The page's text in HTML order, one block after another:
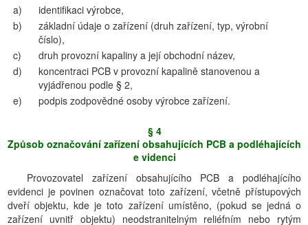
a)
identifikaci výrobce,
b)
základní údaje o zařízení (druh zařízení, typ, výrobní
číslo),
c)
druh provozní kapaliny a její obchodní název,
d)
koncentraci PCB v provozní kapalině stanovenou a
vyjádřenou podle § 2,
e)
podpis zodpovědné osoby výrobce zařízení.
§ 4
Způsob označování zařízení obsahujících PCB a podléhajících
e videnci
Provozovatel zařízení obsahujícího PCB a podléhajícího
evidenci je povinen označovat toto zařízení, včetně přístupových
dveří objektu, kde je toto zařízení umístěno, (pokud se jedná o
zařízení uvnitř objektu) neodstranitelným reliéfním nebo rytým